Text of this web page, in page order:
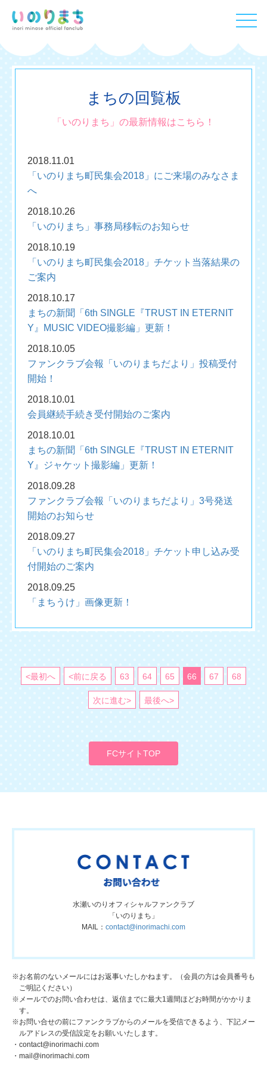
まちの回覧板
「いのりまち」の最新情報はこちら！
2018.11.01
「いのりまち町民集会2018」にご来場のみなさま
へ
2018.10.26
「いのりまち」事務局移転のお知らせ
2018.10.19
「いのりまち町民集会2018」チケット当落結果の
ご案内
2018.10.17
まちの新聞「6th SINGLE『TRUST IN ETERNIT
Y』MUSIC VIDEO撮影編」更新！
2018.10.05
ファンクラブ会報「いのりまちだより」投稿受付
開始！
2018.10.01
会員継続手続き受付開始のご案内
2018.10.01
まちの新聞「6th SINGLE『TRUST IN ETERNIT
Y』ジャケット撮影編」更新！
2018.09.28
ファンクラブ会報「いのりまちだより」3号発送
開始のお知らせ
2018.09.27
「いのりまち町民集会2018」チケット申し込み受
付開始のご案内
2018.09.25
「まちうけ」画像更新！
<最初へ <前に戻る 63 64 65 66 67 68
次に進む> 最後へ>
FCサイトTOP
水瀬いのりオフィシャルファンクラブ
「いのりまち」
MAIL： contact@inorimachi.com
※お名前のないメールにはお返事いたしかねます。（会員の方は会員番号も
ご明記ください）
※メールでのお問い合わせは、返信までに最大1週間ほどお時間がかかりま
す。
※お問い合せの前にファンクラブからのメールを受信できるよう、下記メー
ルアドレスの受信設定をお願いいたします。
・contact@inorimachi.com
・mail@inorimachi.com